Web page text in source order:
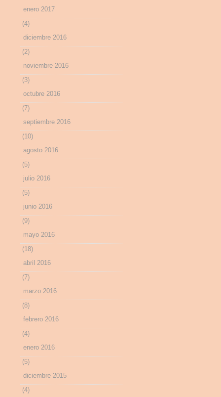
enero 2017
(4)
diciembre 2016
(2)
noviembre 2016
(3)
octubre 2016
(7)
septiembre 2016
(10)
agosto 2016
(5)
julio 2016
(5)
junio 2016
(9)
mayo 2016
(18)
abril 2016
(7)
marzo 2016
(8)
febrero 2016
(4)
enero 2016
(5)
diciembre 2015
(4)